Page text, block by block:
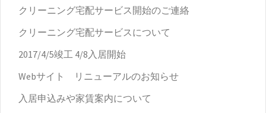
クリーニング宅配サービス開始のご連絡
クリーニング宅配サービスについて
2017/4/5竣工 4/8入居開始
Webサイト リニューアルのお知らせ
入居申込みや家賃案内について